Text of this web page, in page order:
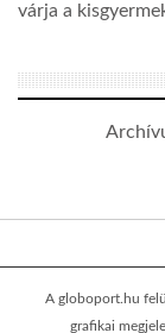
várja a
A globoport.hu
grafikai